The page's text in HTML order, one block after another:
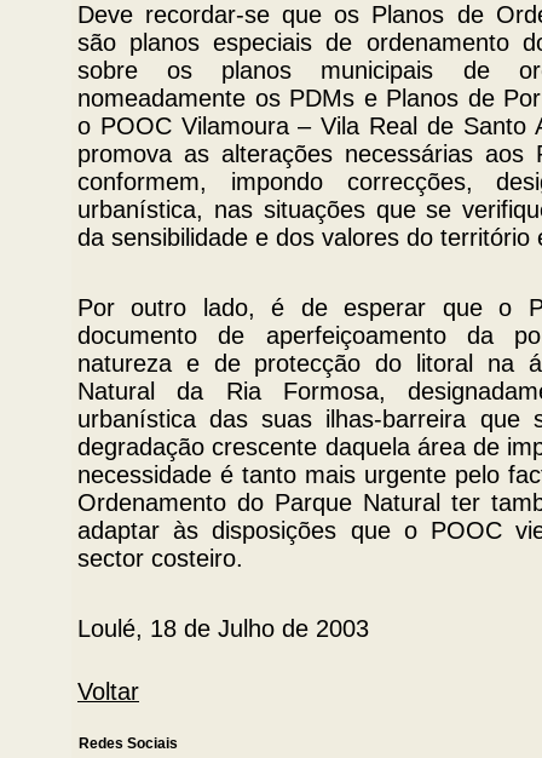
Deve recordar-se que os Planos de
são planos especiais de ordenamento
sobre os planos municipais de
nomeadamente os PDMs e Planos de
o POOC Vilamoura – Vila Real de Santo
promova as alterações necessárias
conformem, impondo correcções,
urbanística, nas situações que se
da sensibilidade e dos valores do território
Por outro lado, é de esperar que o
documento de aperfeiçoamento da
natureza e de protecção do litoral na
Natural da Ria Formosa,
urbanística das suas ilhas-barreira que
degradação crescente daquela área de
necessidade é tanto mais urgente pelo
Ordenamento do Parque Natural ter
adaptar às disposições que o POOC
sector costeiro.
Loulé, 18 de Julho de 2003
Voltar
Redes Sociais